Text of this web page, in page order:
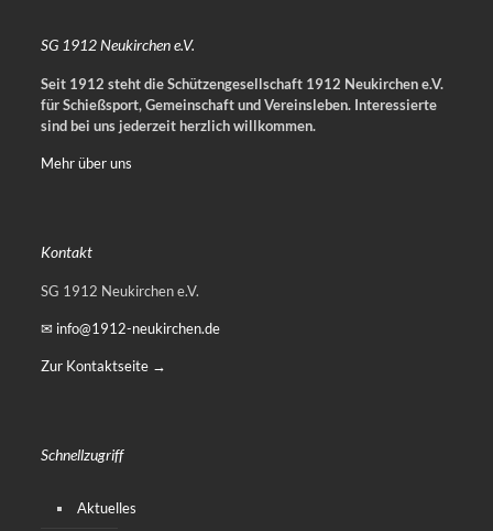
SG 1912 Neukirchen e.V.
Seit 1912 steht die Schützengesellschaft 1912 Neukirchen e.V.
für Schießsport, Gemeinschaft und Vereinsleben. Interessierte
sind bei uns jederzeit herzlich willkommen.
Mehr über uns
Kontakt
SG 1912 Neukirchen e.V.
✉ info@1912-neukirchen.de
Zur Kontaktseite →
Schnellzugriff
Aktuelles